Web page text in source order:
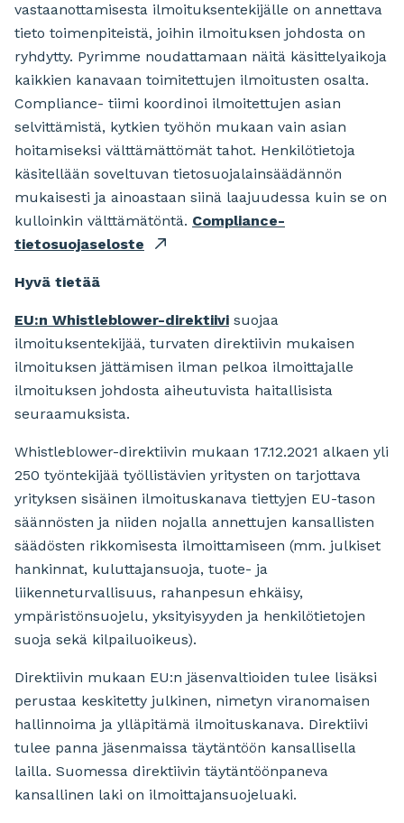
vastaanottamisesta ilmoituksentekijälle on annettava
tieto toimenpiteistä, joihin ilmoituksen johdosta on
ryhdytty. Pyrimme noudattamaan näitä käsittelyaikoja
kaikkien kanavaan toimitettujen ilmoitusten osalta.
Compliance- tiimi koordinoi ilmoitettujen asian
selvittämistä, kytkien työhön mukaan vain asian
hoitamiseksi välttämättömät tahot. Henkilötietoja
käsitellään soveltuvan tietosuojalainsäädännön
mukaisesti ja ainoastaan siinä laajuudessa kuin se on
kulloinkin välttämätöntä. Compliance-
tietosuojaseloste
Hyvä tietää
EU:n Whistleblower-direktiivi suojaa
ilmoituksentekijää, turvaten direktiivin mukaisen
ilmoituksen jättämisen ilman pelkoa ilmoittajalle
ilmoituksen johdosta aiheutuvista haitallisista
seuraamuksista.
Whistleblower-direktiivin mukaan 17.12.2021 alkaen yli
250 työntekijää työllistävien yritysten on tarjottava
yrityksen sisäinen ilmoituskanava tiettyjen EU-tason
säännösten ja niiden nojalla annettujen kansallisten
säädösten rikkomisesta ilmoittamiseen (mm. julkiset
hankinnat, kuluttajansuoja, tuote- ja
liikenneturvallisuus, rahanpesun ehkäisy,
ympäristönsuojelu, yksityisyyden ja henkilötietojen
suoja sekä kilpailuoikeus).
Direktiivin mukaan EU:n jäsenvaltioiden tulee lisäksi
perustaa keskitetty julkinen, nimetyn viranomaisen
hallinnoima ja ylläpitämä ilmoituskanava. Direktiivi
tulee panna jäsenmaissa täytäntöön kansallisella
lailla. Suomessa direktiivin täytäntöönpaneva
kansallinen laki on ilmoittajansuojeluaki.